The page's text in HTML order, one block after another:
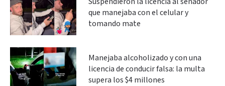
que manejaba con el celular y
tomando mate
Manejaba alcoholizado y con una
licencia de conducir falsa: la multa
supera los $4 millones